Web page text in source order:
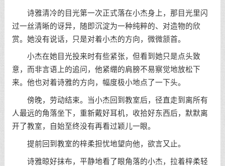
诗雅清冷的目光第一次正式落在小杰身上，那目光里闪
过一丝清晰的讶异，随即沉淀为一种纯粹的、对造物的欣
赏。她没有说话，只是对着小杰的方向，微微颔首。
小杰在她目光投来时有些紧张，但看到她只是点头致
意，而非言语上的追问，他紧绷的肩膀不易察觉地放松下
来。他也对着诗雅的方向，幅度极小地点了一下头。
傍晚，劳动结束。当小杰回到教室后，径直走到离所有
人最远的角落坐下，重新戴好耳机，收拾好东西后，默默离
开了教室，自始至终没有再看过颖儿一眼。
提前回到教室的梓柔担忧地望向他，欲言又止。
诗雅晾好抹布，平静地看了眼角落的小杰，拉着梓柔轻